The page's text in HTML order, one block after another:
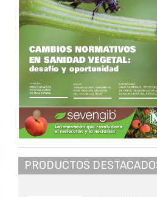
PRODUCTOS